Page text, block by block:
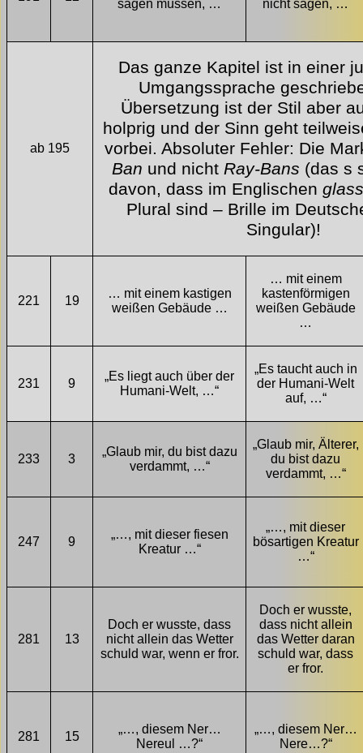
sagen müssen, … nicht sagen, …
ab 195
Das ganze Kapitel ist in einer
Umgangssprache
Übersetzung ist der Stil aber
holprig und der Sinn geht
vorbei. Absoluter Fehler: Die
Ban und nicht Ray-Bans (das s
davon, dass im Englischen
Plural sind – Brille im
Singular)!
221 19
… mit einem kastigen
weißen Gebäude …
… mit einem
kastenförmigen
weißen Gebäude
…
231 9
„Es liegt auch über der
Humani-Welt, …“
„Es taucht auch in
der Humani-Welt
auf, …“
233 3
„Glaub mir, du bist dazu
verdammt, …“
„Glaub mir, Älterer,
du bist dazu
verdammt, …“
247 9
„…, mit dieser fiesen
Kreatur …“
„…, mit dieser
bösartigen Kreatur
…“
281 13
Doch er wusste, dass
nicht allein das Wetter
schuld war, wenn er fror.
Doch er wusste,
dass nicht allein
das Wetter daran
schuld war, dass
er fror.
281 15
„…, diesem Ner…
Nereul …?“
„…, diesem Ner…
Nere…?“